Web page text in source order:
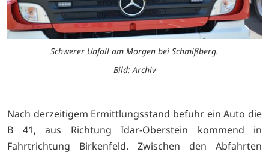
Schwerer Unfall am Morgen bei Schmißberg.
Bild: Archiv
Nach derzeitigem Ermittlungsstand befuhr ein Auto die
B 41, aus Richtung Idar-Oberstein kommend in
Fahrtrichtung Birkenfeld. Zwischen den Abfahrten